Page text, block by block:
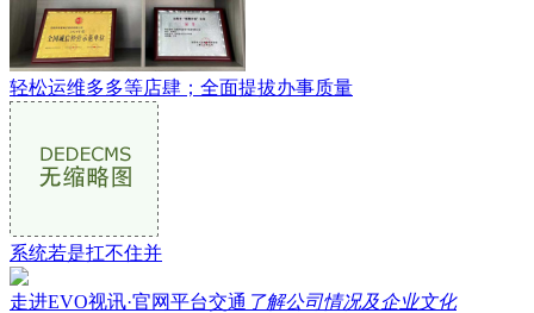
轻松运维多多等店肆；全面提拔办事质量
系统若是扛不住并
走进EVO视讯·官网平台交通 了解公司情况及企业文化